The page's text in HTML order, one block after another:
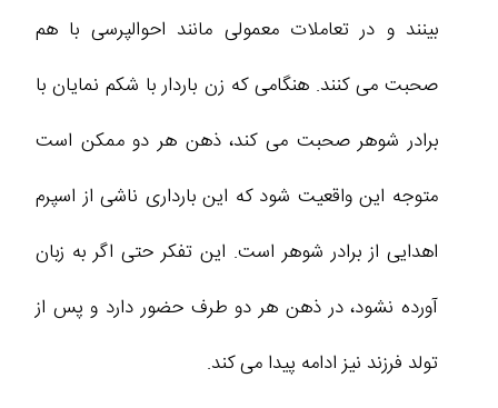
بینند و در تعاملات معمولی مانند احوالپرسی با هم
صحبت می کنند. هنگامی که زن باردار با شکم نمایان با
برادر شوهر صحبت می کند، ذهن هر دو ممکن است
متوجه این واقعیت شود که این بارداری ناشی از اسپرم
اهدایی از برادر شوهر است. این تفکر حتی اگر به زبان
آورده نشود، در ذهن هر دو طرف حضور دارد و پس از
تولد فرزند نیز ادامه پیدا می کند.